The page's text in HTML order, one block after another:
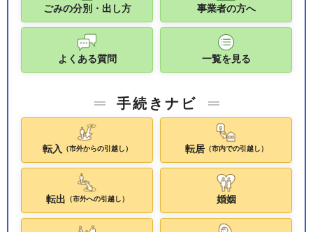
ごみの分別・出し方 事業者の方へ
よくある質問 一覧を見る
手続きナビ
転入 （市外からの引越し） 転居（市内での引越し）
転出 （市外への引越し） 婚姻